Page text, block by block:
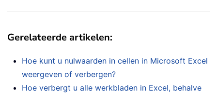
Gerelateerde artikelen:
Hoe kunt u nulwaarden in cellen in Microsoft Excel
weergeven of verbergen?
Hoe verbergt u alle werkbladen in Excel, behalve